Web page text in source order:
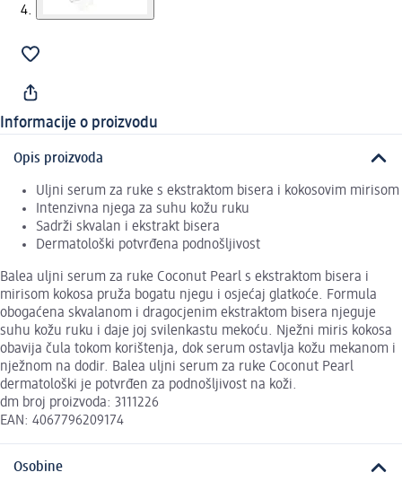
Informacije o proizvodu
Opis proizvoda
Uljni serum za ruke s ekstraktom bisera i kokosovim mirisom
Intenzivna njega za suhu kožu ruku
Sadrži skvalan i ekstrakt bisera
Dermatološki potvrđena podnošljivost
Balea uljni serum za ruke Coconut Pearl s ekstraktom bisera i
mirisom kokosa pruža bogatu njegu i osjećaj glatkoće. Formula
obogaćena skvalanom i dragocjenim ekstraktom bisera njeguje
suhu kožu ruku i daje joj svilenkastu mekoću. Nježni miris kokosa
obavija čula tokom korištenja, dok serum ostavlja kožu mekanom i
nježnom na dodir. Balea uljni serum za ruke Coconut Pearl
dermatološki je potvrđen za podnošljivost na koži.
dm broj proizvoda: 3111226
EAN: 4067796209174
Osobine